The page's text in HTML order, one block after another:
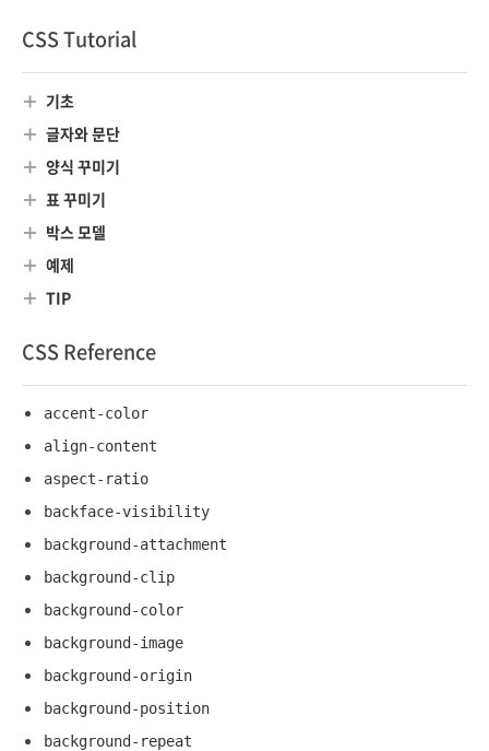
CSS Tutorial
기초
글자와 문단
양식 꾸미기
표 꾸미기
박스 모델
예제
TIP
CSS Reference
accent-color
align-content
aspect-ratio
backface-visibility
background-attachment
background-clip
background-color
background-image
background-origin
background-position
background-repeat